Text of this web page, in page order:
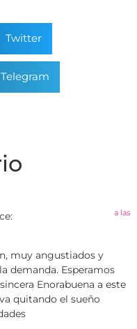
Twitter
Telegram
a las
muy angustiados y
demanda. Esperamos
Enorabuena a este
quitando el sueño